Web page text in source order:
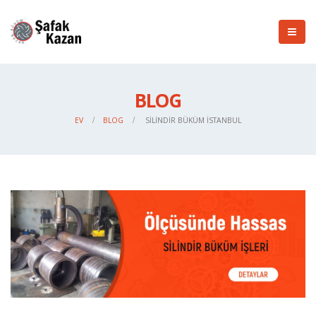
BLOG
EV BLOG SILINDIR BÜKÜM İSTANBUL